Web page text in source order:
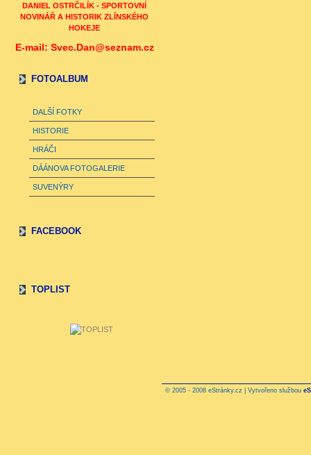
DANIEL OSTRČILÍK - SPORTOVNÍ
NOVINÁŘ A HISTORIK ZLÍNSKÉHO
HOKEJE
E-mail: Svec.Dan@seznam.cz
FOTOALBUM
DALŠÍ FOTKY
HISTORIE
HRÁČI
DÁÁNOVA FOTOGALERIE
SUVENÝRY
FACEBOOK
TOPLIST
© 2005 - 2008 eStránky.cz | Vytvořeno službou